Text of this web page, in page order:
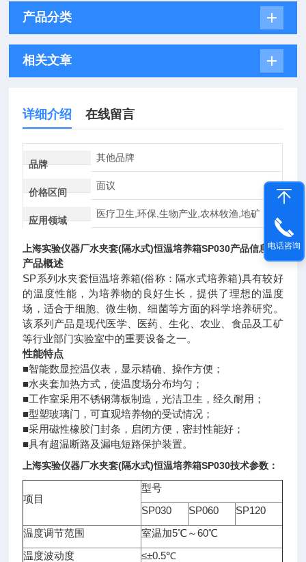
产品分类
相关文章
详细介绍 在线留言
品牌
其他品牌
价格区间
面议
应用领域
医疗卫生,环保,生物产业,农林牧渔,地矿
上海实验仪器厂水夹套(隔水式)恒温培养箱SP030产品信息：
产品概述
SP系列水夹套恒温培养箱(俗称：隔水式培养箱)具有较好
的温度性能，为培养物的良好生长，提供了理想的温度
场，适合于细胞、微生物、细菌等方面的科学培养研究。
该系列产品是现代医学、医药、生化、农业、食品及工矿
等行业部门实验室中的重要设备之一。
性能特点
■智能数显控温仪表，显示精确、操作方便；
■水夹套加热方式，使温度场分布均匀；
■工作室采用不锈钢薄板制造，光洁卫生，经久耐用；
■型塑玻璃门，可直观培养物的受试情况；
■采用磁性橡胶门封条，启闭方便，密封性能好；
■具有超温断路及漏电短路保护装置。
上海实验仪器厂水夹套(隔水式)恒温培养箱SP030技术参数：
项目
型号
SP030
SP060
SP120
温度调节范围
室温加5℃～60℃
温度波动度
≤±0.5℃
电话咨询